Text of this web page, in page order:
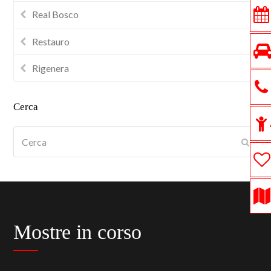
Real Bosco
Restauro
Rigenera
Cerca
Mostre in corso